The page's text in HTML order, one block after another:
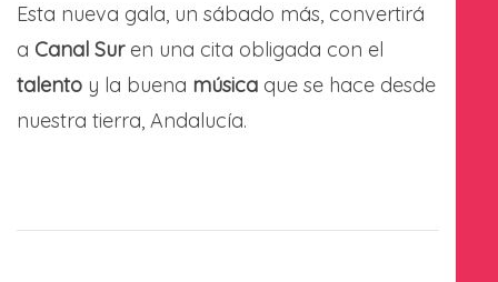
Esta nueva gala, un sábado más, convertirá
a Canal Suren una cita obligada con el
talento y la buena música que se hace desde
nuestra tierra, Andalucía.